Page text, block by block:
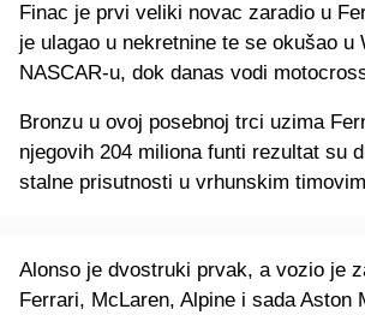
Finac je prvi veliki novac zaradio u
je ulagao u nekretnine te se okušao u
NASCAR-u, dok danas vodi
Bronzu u ovoj posebnoj trci uzima
njegovih 204 miliona funti rezultat su
stalne prisutnosti u vrhunskim
Alonso je dvostruki prvak, a vozio je
Ferrari, McLaren, Alpine i sada Aston